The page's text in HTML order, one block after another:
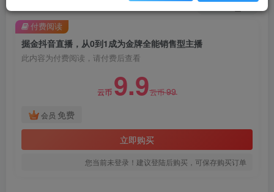
掘金抖音直播，从0到1成为金牌全能销售型主播
此内容为付费阅读，请付费后查看
云币 9.9云币99
会员 免费
立即购买
您当前未登录！建议登陆后购买，可保存购买订单
付费阅读